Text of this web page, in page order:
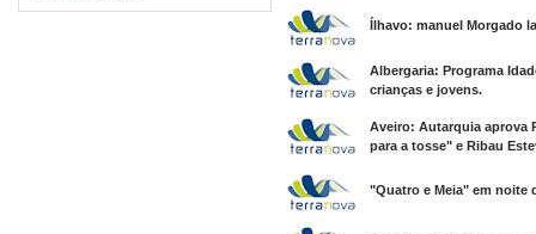
Ílhavo: manuel Morgado
Albergaria: Programa
crianças e jovens.
Aveiro: Autarquia aprova
para a tosse" e Ribau
"Quatro e Meia" em noite